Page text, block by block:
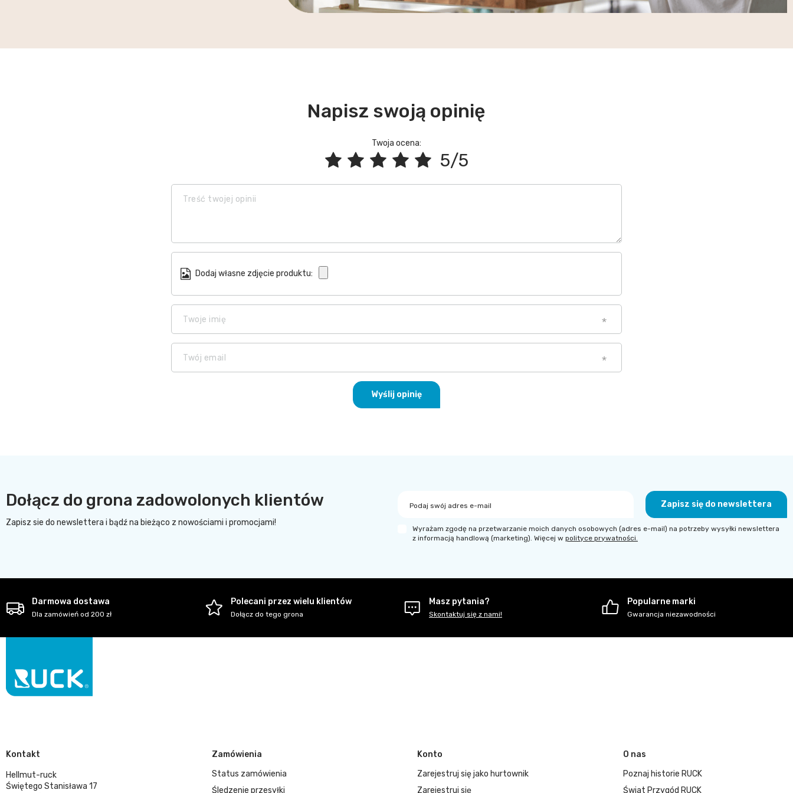
Napisz swoją opinię
Twoja ocena:
5/5
Treść twojej opinii
Dodaj własne zdjęcie produktu:
Twoje imię
Twój email
Wyślij opinię
Dołącz do grona zadowolonych klientów
Zapisz sie do newslettera i bądź na bieżąco z nowościami i promocjami!
Podaj swój adres e-mail Zapisz się do newslettera
Wyrażam zgodę na przetwarzanie moich danych osobowych (adres e-mail) na potrzeby wysyłki newslettera
z informacją handlową (marketing). Więcej w polityce prywatności.
Darmowa dostawa
Dla zamówień od 200 zł
Polecani przez wielu klientów
Dołącz do tego grona
Masz pytania?
Skontaktuj się z nami!
Popularne marki
Gwarancja niezawodności
Kontakt
Hellmut-ruck
Świętego Stanisława 17
Zamówienia
Status zamówienia
Śledzenie przesyłki
Konto
Zarejestruj się jako hurtownik
Zarejestruj się
O nas
Poznaj historie RUCK
Świat Przygód RUCK